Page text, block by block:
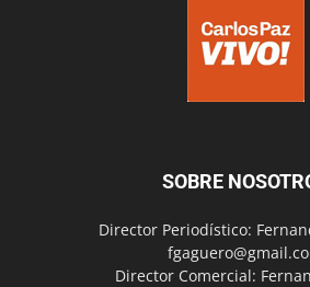
SOBRE
Director Periodístico:
Director Comercial: